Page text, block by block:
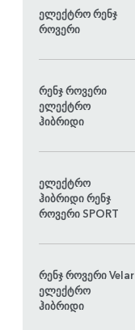
ელექტრო რენჯ
როვერი
რენჯ როვერი
ელექტრო
ჰიბრიდი
ელექტრო
ჰიბრიდი რენჯ
როვერი SPORT
რენჯ როვერი Velar
ელექტრო
ჰიბრიდი